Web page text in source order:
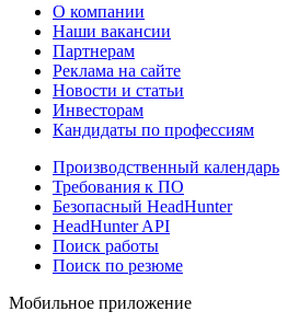
О компании
Наши вакансии
Партнерам
Реклама на сайте
Новости и статьи
Инвесторам
Кандидаты по профессиям
Производственный календарь
Требования к ПО
Безопасный HeadHunter
HeadHunter API
Поиск работы
Поиск по резюме
Мобильное приложение